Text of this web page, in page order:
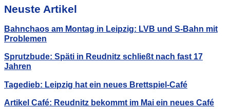
Neuste Artikel
Bahnchaos am Montag in Leipzig: LVB und S-Bahn mit
Problemen
Sprutzbude: Späti in Reudnitz schließt nach fast 17
Jahren
Tagedieb: Leipzig hat ein neues Brettspiel-Café
Artikel Café: Reudnitz bekommt im Mai ein neues Café